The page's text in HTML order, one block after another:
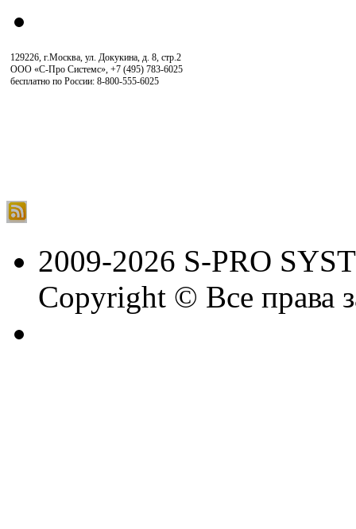
129226, г.Москва, ул. Докукина, д. 8, стр.2
ООО «С-Про Системс», +7 (495) 783-6025
бесплатно по России: 8-800-555-6025
2009-2026 S-PRO
Copyright © Все права